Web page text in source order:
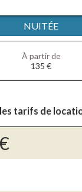
NUITÉE
À partir de
135 €
tarifs de